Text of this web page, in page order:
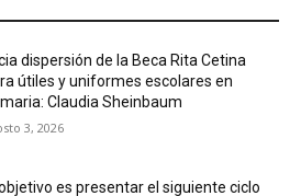
dispersión de la Beca Rita Cetina
útiles y uniformes escolares en
Claudia Sheinbaum
3, 2026
es presentar el siguiente ciclo